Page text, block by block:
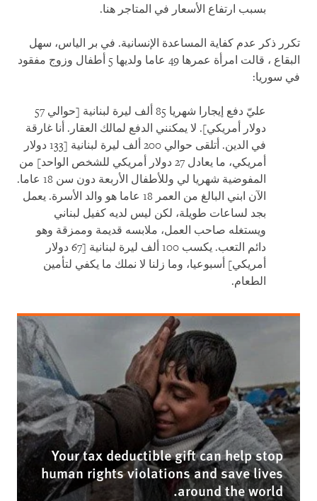
بسبب ارتفاع الأسعار في المتاجر هنا.
تكرر ذكر عدم كفاية المساعدة الإنسانية. في بر الياس، سهل
البقاع ، قالت امرأة عمرها 49 عاما ولديها
5 أطفال وزوج مفقود
في سوريا:
عليّ دفع إيجارا شهريا 85 ألف ليرة لبنانية [حوالي 57
دولار أمريكي]. لا يمكنني الدفع لمالك العقار. أنا غارقة
في الدين. أتلقى حوالي 200 ألف ليرة لبنانية [133 دولار
أمريكي، ما يعادل 27 دولار أمريكي للشخص الواحد] من
المفوضية شهريا لي وللأطفال الأربعة دون سن 18 عاما.
الآن ابني البالغ من العمر 18 عاما هو والد الأسرة. يعمل
بجد لساعات طويلة، لكن ليس لديه كفيل لبناني
ويستغله صاحب العمل، ملابسه قديمة وممزقة وهو
دائم التعب. يكسب 100 ألف ليرة لبنانية [67 دولار
أمريكي] أسبوعيا، وما زلنا لا نملك ما يكفي لتأمين
الطعام.
Your tax deductible gift can help stop
human rights violations and save lives
around the world.